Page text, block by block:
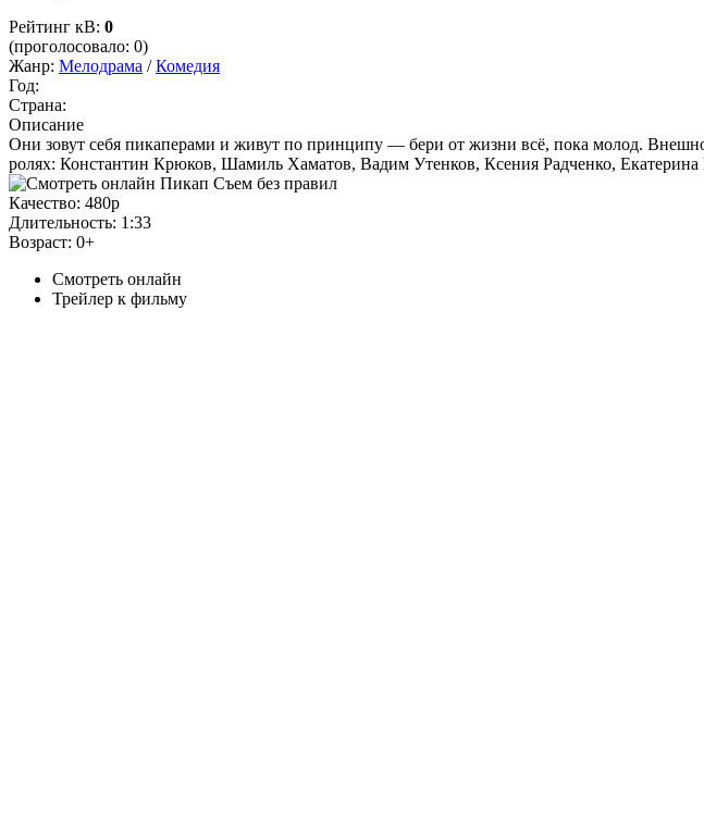
Рейтинг кВ: 0
(проголосовало: 0)
Жанр: Мелодрама /Комедия
Год:
Страна:
Описание
Они зовут себя пикаперами и живут по принципу — бери от жизни всё, пока молод.
ролях: Константин Крюков, Шамиль Хаматов, Вадим Утенков, Ксения Радченко,
Качество: 480p
Длительность: 1:33
Возраст: 0+
Смотреть онлайн
Трейлер к фильму